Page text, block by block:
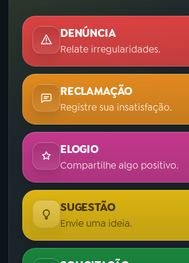
DENÚNCIA
Relate irregularidades.
RECLAMAÇÃO
Registre sua insatisfação.
ELOGIO
Compartilhe algo positivo.
SUGESTÃO
Envie uma ideia.